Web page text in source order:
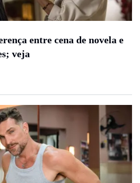
entre cena de novela e
veja